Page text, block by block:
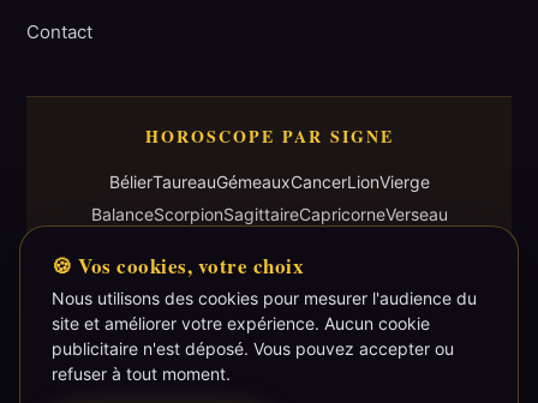
Contact
HOROSCOPE PAR SIGNE
BélierTaureauGémeauxCancerLionVierge
BalanceScorpionSagittaireCapricorneVerseau
🍪 Vos cookies, votre choix
Nous utilisons des cookies pour mesurer l'audience du
site et améliorer votre expérience. Aucun cookie
publicitaire n'est déposé. Vous pouvez accepter ou
refuser à tout moment.